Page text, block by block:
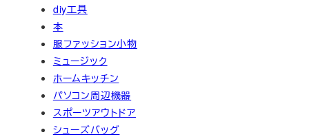
diy工具
本
服ファッション小物
ミュージック
ホームキッチン
パソコン周辺機器
スポーツアウトドア
シューズバッグ